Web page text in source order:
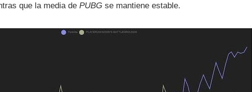
que la media de PUBG se mantiene estable.